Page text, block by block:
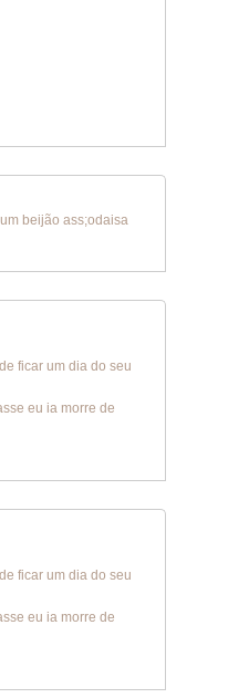
beijão ass;odaisa
ficar um dia do seu
eu ia morre de
ficar um dia do seu
eu ia morre de